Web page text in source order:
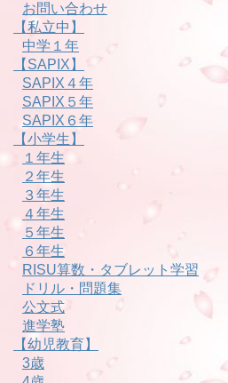
お問い合わせ
【私立中】
中学１年
【SAPIX】
SAPIX４年
SAPIX５年
SAPIX６年
【小学生】
１年生
２年生
３年生
４年生
５年生
６年生
RISU算数・タブレット学習
ドリル・問題集
公文式
進学塾
【幼児教育】
3歳